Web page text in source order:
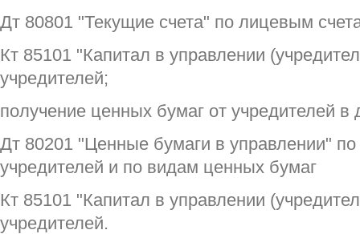
Дт 80801 "Текущие счета" по лицевым
Кт 85101 "Капитал в управлении
учредителей;
получение ценных бумаг от учредителей в
Дт 80201 "Ценные бумаги в управлении"
учредителей и по видам ценных бумаг
Кт 85101 "Капитал в управлении
учредителей.